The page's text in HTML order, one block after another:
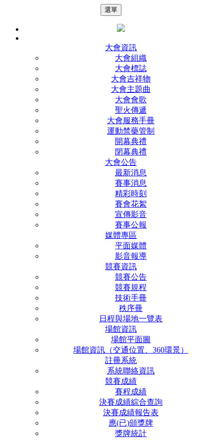
選單
大會資訊
大會組織
大會標誌
大會吉祥物
大會主題曲
大會會歌
聖火傳遞
大會服務手冊
運動禁藥管制
開幕典禮
閉幕典禮
大會公告
最新消息
賽事消息
精彩時刻
賽會花絮
宣傳影音
賽事公報
媒體專區
平面媒體
影音報導
競賽資訊
競賽公告
競賽規程
技術手冊
秩序冊
日程與場地一覽表
場館資訊
場館平面圖
場館資訊（交通位置、360環景）
註冊系統
系統聯絡資訊
競賽成績
賽程成績
決賽成績綜合查詢
決賽成績報告表
應(已)頒獎牌
獎牌統計